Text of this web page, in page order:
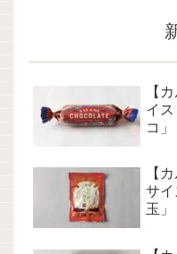
【
イ
コ」
【
サ
玉」